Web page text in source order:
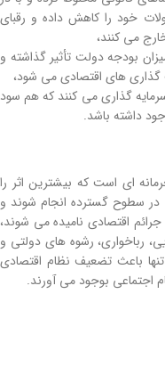
خود را کاهش داده و رقبای
می­ کنند،
بودجه دولت تأثیر گذاشته و
­های اقتصادی می ­شود،
­گذاری می ­کنند که هم سود
داشته باشد.
­ای است که بیشترین اثر را
در سطوح گسترده انجام شوند و
اقتصادی نامیده می­ شوند،
رباخواری، رشوه­ های دولتی و
تنها باعث تضعیف نظام اقتصادی
اجتماعی بوجود می ­آورند.